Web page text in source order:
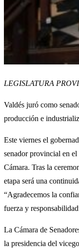
LEGISLATURA
Valdés juró como
producción e
Este viernes el
senador provincial en el
Cámara. Tras la
etapa será una
“Agradecemos la
fuerza y
La Cámara de
la presidencia del